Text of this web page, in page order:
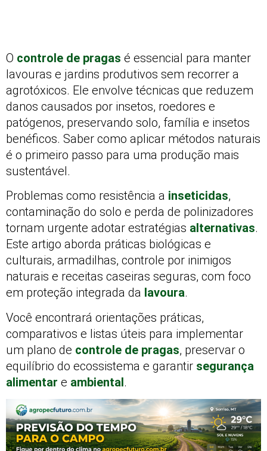
O controle de pragas é essencial para manter
lavouras e jardins produtivos sem recorrer a
agrotóxicos. Ele envolve técnicas que reduzem
danos causados por insetos, roedores e
patógenos, preservando solo, família e insetos
benéficos. Saber como aplicar métodos naturais
é o primeiro passo para uma produção mais
sustentável.
Problemas como resistência a inseticidas,
contaminação do solo e perda de polinizadores
tornam urgente adotar estratégias alternativas.
Este artigo aborda práticas biológicas e
culturais, armadilhas, controle por inimigos
naturais e receitas caseiras seguras, com foco
em proteção integrada da lavoura.
Você encontrará orientações práticas,
comparativos e listas úteis para implementar
um plano de controle de pragas, preservar o
equilíbrio do ecossistema e garantir segurança
alimentar e ambiental.